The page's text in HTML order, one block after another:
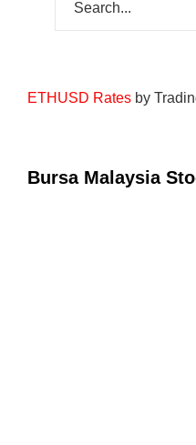
ETHUSD Rates by
Bursa Malaysia